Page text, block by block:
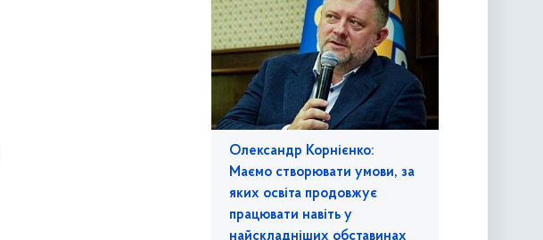
Олександр Корнієнко:
Маємо створювати умови, за
яких освіта продовжує
працювати навіть у
найскладніших обставинах